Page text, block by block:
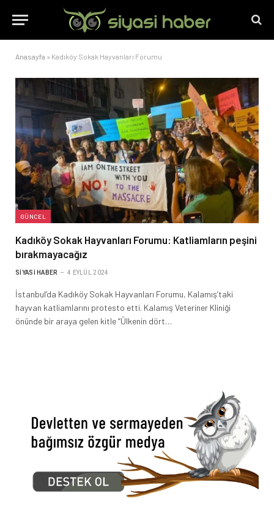
Anasayfa » Kadıköy Sokak Hayvanları Forumu
GÜNCEL
Kadıköy Sokak Hayvanları Forumu: Katliamların peşini
bırakmayacağız
SIYASI HABER 4 EYLÜL 2024
İstanbul’da Kadıköy Sokak Hayvanları Forumu, Kalamış’taki
hayvan katliamlarını protesto etti. Kalamış Veteriner Kliniği
önünde bir araya gelen kitle “Ülkenin dört…